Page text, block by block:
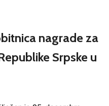
nagrade za
Srpske u